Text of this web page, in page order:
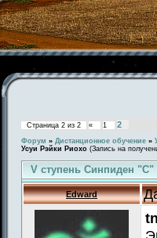
Страница 2 из 2 « 1 2
Форум » Дистанционное обучение »
Усуи Рэйки Риохо (Запись на
V ступень Синпиден
Edward